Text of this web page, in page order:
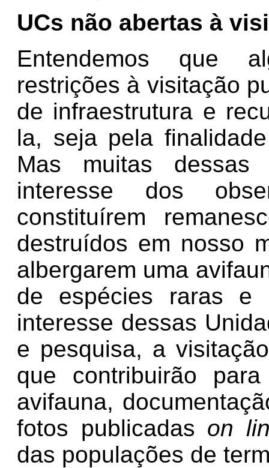
UCs não abertas à
Entendemos que
restrições à visitação
de infraestrutura e
la, seja pela
Mas muitas
interesse dos
constituírem
destruídos em nosso
albergarem uma
de espécies raras e
interesse dessas
e pesquisa, a
que contribuirão
avifauna,
fotos publicadas on
das populações de